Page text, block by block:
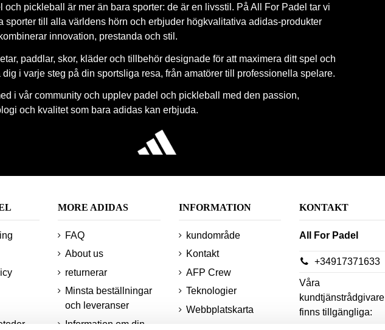
och pickleball är mer än bara sporter: de är en livsstil. På All For Padel tar vi
sporter till alla världens hörn och erbjuder högkvalitativa adidas-produkter
innovation, prestanda och stil.
paddlar, skor, kläder och tillbehör designade för att maximera ditt spel och
dig i varje steg på din sportsliga resa, från amatörer till professionella spelare.
i vår community och upplev padel och pickleball med den passion,
och kvalitet som bara adidas kan erbjuda.
MORE ADIDAS
FAQ
About us
returnerar
Minsta beställningar
och leveranser
Information om din
INFORMATION
kundområde
Kontakt
AFP Crew
Teknologier
Webbplatskarta
KONTAKT
All For Padel
+34917371633
Våra
kundtjänstrådgivare
finns tillgängliga: